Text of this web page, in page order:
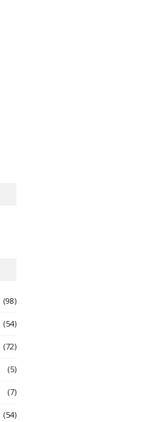
(98)
(54)
(72)
(5)
(7)
(54)